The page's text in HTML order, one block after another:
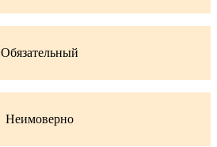
Обязательный
Неимоверно